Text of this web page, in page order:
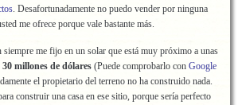
. Desafortunadamente no puedo vender por ninguna
me ofrece porque vale bastante más.
me fijo en un solar que está muy próximo a unas
30 millones de dólares (Puede comprobarlo con Google
el propietario del terreno no ha construido nada.
construir una casa en ese sitio, porque sería perfecto